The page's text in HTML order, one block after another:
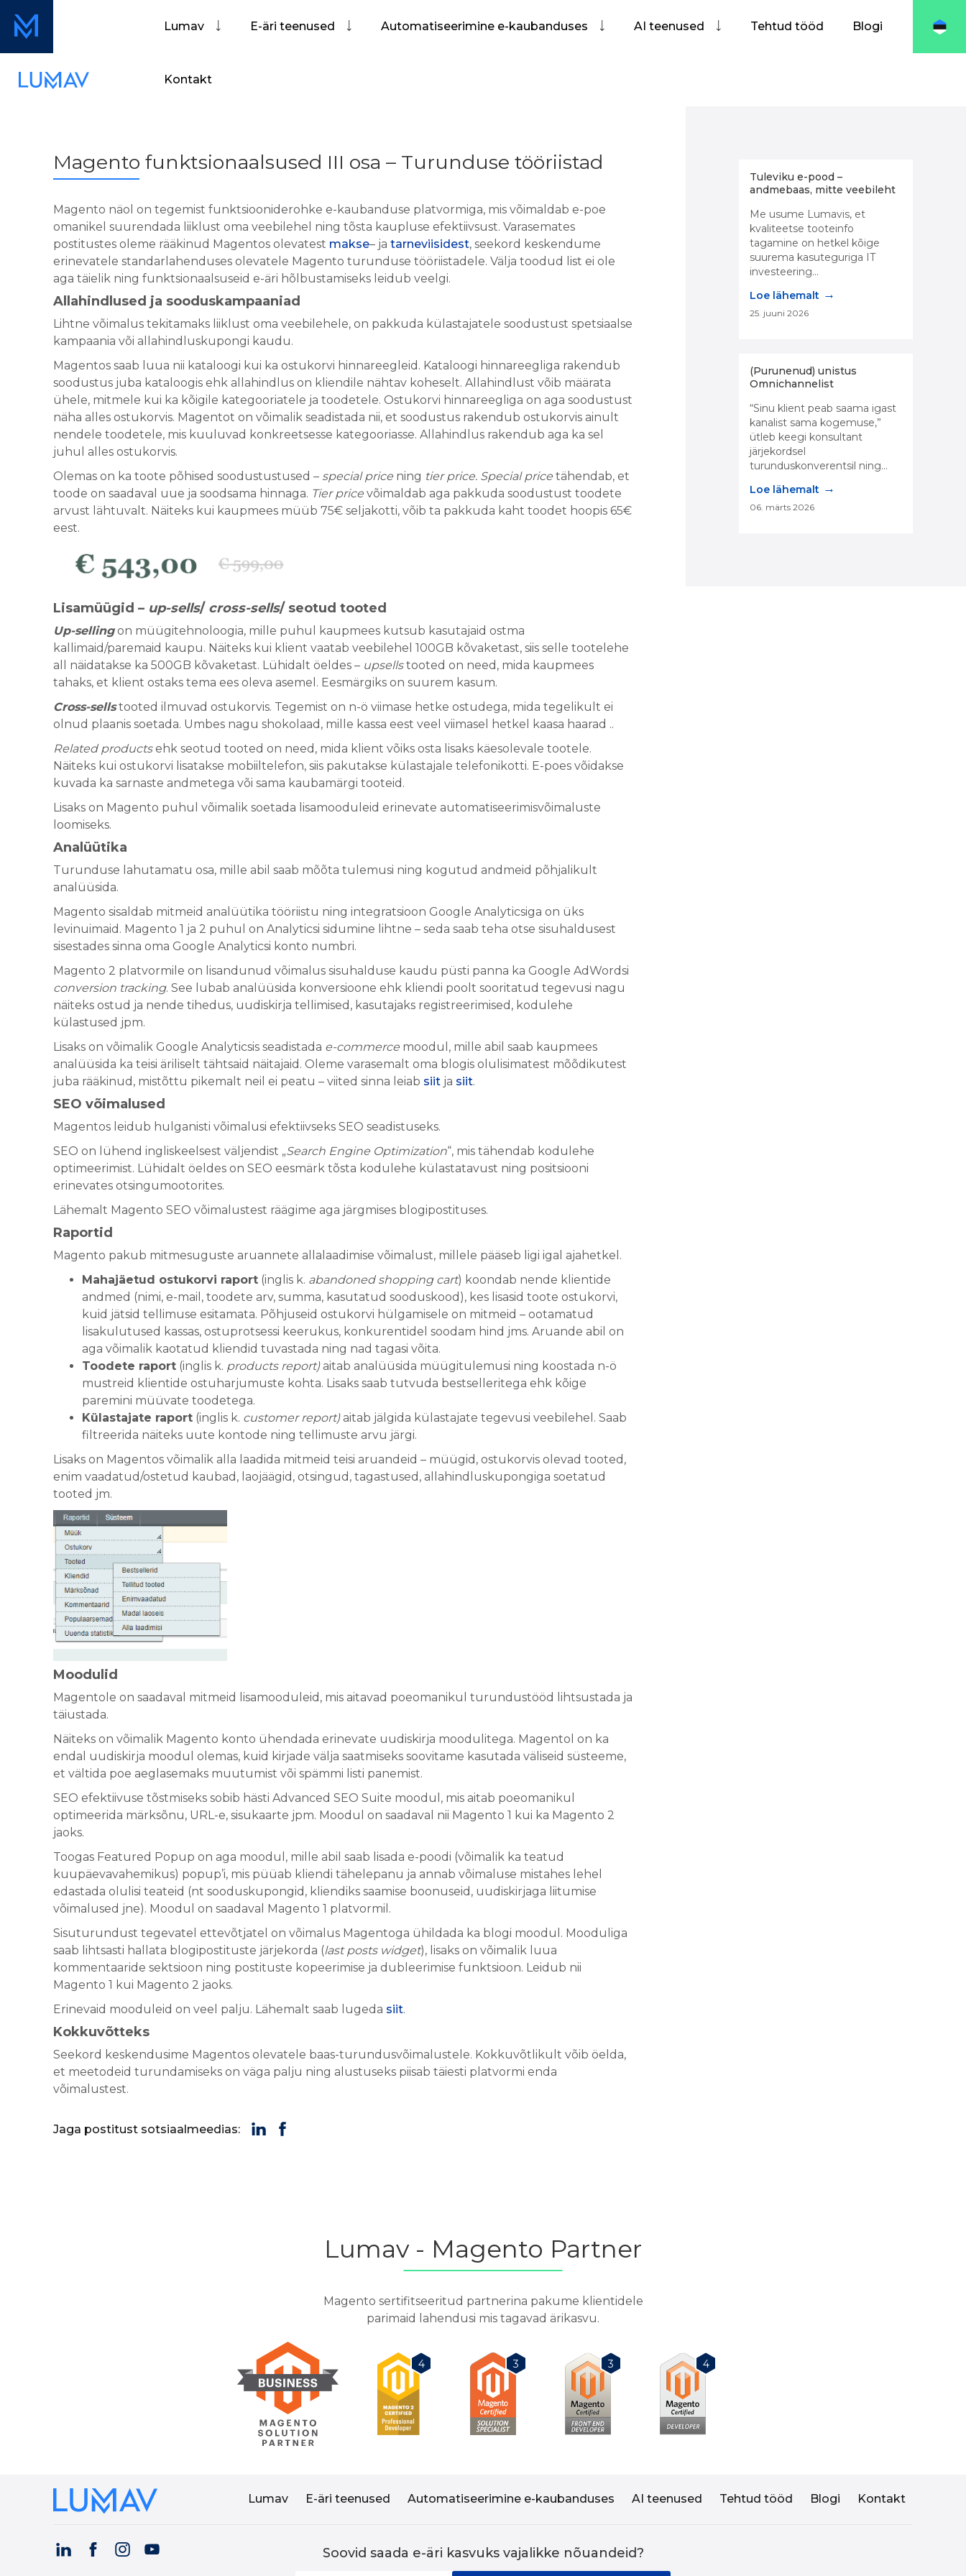
Lumav E-äri teenused Automatiseerimine e-kaubanduses AI teenused Tehtud tööd Blogi
Kontakt
Magento funktsionaalsused III osa – Turunduse tööriistad
Magento näol on tegemist funktsiooniderohke e-kaubanduse platvormiga, mis võimaldab e-poe
omanikel suurendada liiklust oma veebilehel ning tõsta kaupluse efektiivsust. Varasemates
postitustes oleme rääkinud Magentos olevatest makse– ja tarneviisidest, seekord keskendume
erinevatele standarlahenduses olevatele Magento turunduse tööriistadele. Välja toodud list ei ole
aga täielik ning funktsionaalsuseid e-äri hõlbustamiseks leidub veelgi.
Allahindlused ja sooduskampaaniad
Lihtne võimalus tekitamaks liiklust oma veebilehele, on pakkuda külastajatele soodustust spetsiaalse
kampaania või allahindluskupongi kaudu.
Magentos saab luua nii kataloogi kui ka ostukorvi hinnareegleid. Kataloogi hinnareegliga rakendub
soodustus juba kataloogis ehk allahindlus on kliendile nähtav koheselt. Allahindlust võib määrata
ühele, mitmele kui ka kõigile kategooriatele ja toodetele. Ostukorvi hinnareegliga on aga soodustust
näha alles ostukorvis. Magentot on võimalik seadistada nii, et soodustus rakendub ostukorvis ainult
nendele toodetele, mis kuuluvad konkreetsesse kategooriasse. Allahindlus rakendub aga ka sel
juhul alles ostukorvis.
Olemas on ka toote põhised soodustustused – special price ning tier price. Special price tähendab, et
toode on saadaval uue ja soodsama hinnaga. Tier price võimaldab aga pakkuda soodustust toodete
arvust lähtuvalt. Näiteks kui kaupmees müüb 75€ seljakotti, võib ta pakkuda kaht toodet hoopis 65€
eest.
Lisamüügid – up-sells/ cross-sells/ seotud tooted
Up-sellingon müügitehnoloogia, mille puhul kaupmees kutsub kasutajaid ostma
kallimaid/paremaid kaupu. Näiteks kui klient vaatab veebilehel 100GB kõvaketast, siis selle tootelehe
all näidatakse ka 500GB kõvaketast. Lühidalt öeldes – upsellstooted on need, mida kaupmees
tahaks, et klient ostaks tema ees oleva asemel. Eesmärgiks on suurem kasum.
Cross-sellstooted ilmuvad ostukorvis. Tegemist on n-ö viimase hetke ostudega, mida tegelikult ei
olnud plaanis soetada. Umbes nagu shokolaad, mille kassa eest veel viimasel hetkel kaasa haarad ..
Related productsehk seotud tooted on need, mida klient võiks osta lisaks käesolevale tootele.
Näiteks kui ostukorvi lisatakse mobiiltelefon, siis pakutakse külastajale telefonikotti. E-poes võidakse
kuvada ka sarnaste andmetega või sama kaubamärgi tooteid.
Lisaks on Magento puhul võimalik soetada lisamooduleid erinevate automatiseerimisvõimaluste
loomiseks.
Analüütika
Turunduse lahutamatu osa, mille abil saab mõõta tulemusi ning kogutud andmeid põhjalikult
analüüsida.
Magento sisaldab mitmeid analüütika tööriistu ning integratsioon Google Analyticsiga on üks
levinuimaid. Magento 1 ja 2 puhul on Analyticsi sidumine lihtne – seda saab teha otse sisuhaldusest
sisestades sinna oma Google Analyticsi konto numbri.
Magento 2 platvormile on lisandunud võimalus sisuhalduse kaudu püsti panna ka Google AdWordsi
conversion tracking. See lubab analüüsida konversioone ehk kliendi poolt sooritatud tegevusi nagu
näiteks ostud ja nende tihedus, uudiskirja tellimised, kasutajaks registreerimised, kodulehe
külastused jpm.
Lisaks on võimalik Google Analyticsis seadistada e-commerce moodul, mille abil saab kaupmees
analüüsida ka teisi äriliselt tähtsaid näitajaid. Oleme varasemalt oma blogis olulisimatest mõõdikutest
juba rääkinud, mistõttu pikemalt neil ei peatu – viited sinna leiab siit ja siit.
SEO võimalused
Magentos leidub hulganisti võimalusi efektiivseks SEO seadistuseks.
SEO on lühend ingliskeelsest väljendist „Search Engine Optimization“, mis tähendab kodulehe
optimeerimist. Lühidalt öeldes on SEO eesmärk tõsta kodulehe külastatavust ning positsiooni
erinevates otsingumootorites.
Lähemalt Magento SEO võimalustest räägime aga järgmises blogipostituses.
Raportid
Magento pakub mitmesuguste aruannete allalaadimise võimalust, millele pääseb ligi igal ajahetkel.
Mahajäetud ostukorvi raport (inglis k. abandoned shopping cart) koondab nende klientide
andmed (nimi, e-mail, toodete arv, summa, kasutatud sooduskood), kes lisasid toote ostukorvi,
kuid jätsid tellimuse esitamata. Põhjuseid ostukorvi hülgamisele on mitmeid – ootamatud
lisakulutused kassas, ostuprotsessi keerukus, konkurentidel soodam hind jms. Aruande abil on
aga võimalik kaotatud kliendid tuvastada ning nad tagasi võita.
Toodete raport (inglis k. products report)aitab analüüsida müügitulemusi ning koostada n-ö
mustreid klientide ostuharjumuste kohta. Lisaks saab tutvuda bestselleritega ehk kõige
paremini müüvate toodetega.
Külastajate raport (inglis k. customer report)aitab jälgida külastajate tegevusi veebilehel. Saab
filtreerida näiteks uute kontode ning tellimuste arvu järgi.
Lisaks on Magentos võimalik alla laadida mitmeid teisi aruandeid – müügid, ostukorvis olevad tooted,
enim vaadatud/ostetud kaubad, laojäägid, otsingud, tagastused, allahindluskupongiga soetatud
tooted jm.
Moodulid
Magentole on saadaval mitmeid lisamooduleid, mis aitavad poeomanikul turundustööd lihtsustada ja
täiustada.
Näiteks on võimalik Magento konto ühendada erinevate uudiskirja moodulitega. Magentol on ka
endal uudiskirja moodul olemas, kuid kirjade välja saatmiseks soovitame kasutada väliseid süsteeme,
et vältida poe aeglasemaks muutumist või spämmi listi panemist.
SEO efektiivuse tõstmiseks sobib hästi Advanced SEO Suite moodul, mis aitab poeomanikul
optimeerida märksõnu, URL-e, sisukaarte jpm. Moodul on saadaval nii Magento 1 kui ka Magento 2
jaoks.
Toogas Featured Popup on aga moodul, mille abil saab lisada e-poodi (võimalik ka teatud
kuupäevavahemikus) popup’i, mis püüab kliendi tähelepanu ja annab võimaluse mistahes lehel
edastada olulisi teateid (nt sooduskupongid, kliendiks saamise boonuseid, uudiskirjaga liitumise
võimalused jne). Moodul on saadaval Magento 1 platvormil.
Sisuturundust tegevatel ettevõtjatel on võimalus Magentoga ühildada ka blogi moodul. Mooduliga
saab lihtsasti hallata blogipostituste järjekorda (last posts widget), lisaks on võimalik luua
kommentaaride sektsioon ning postituste kopeerimise ja dubleerimise funktsioon. Leidub nii
Magento 1 kui Magento 2 jaoks.
Erinevaid mooduleid on veel palju. Lähemalt saab lugeda siit.
Kokkuvõtteks
Seekord keskendusime Magentos olevatele baas-turundusvõimalustele. Kokkuvõtlikult võib öelda,
et meetodeid turundamiseks on väga palju ning alustuseks piisab täiesti platvormi enda
võimalustest.
Jaga postitust sotsiaalmeedias:
Tuleviku e-pood –
andmebaas, mitte veebileht
Me usume Lumavis, et
kvaliteetse tooteinfo
tagamine on hetkel kõige
suurema kasuteguriga IT
investeering...
Loe lähemalt →
25. juuni 2026
(Purunenud) unistus
Omnichannelist
“Sinu klient peab saama igast
kanalist sama kogemuse,”
ütleb keegi konsultant
järjekordsel
turunduskonverentsil ning...
Loe lähemalt →
06. märts 2026
Lumav - Magento Partner
Magento sertifitseeritud partnerina pakume klientidele
parimaid lahendusi mis tagavad ärikasvu.
4 3 3 4
Lumav E-äri teenused Automatiseerimine e-kaubanduses AI teenused Tehtud tööd Blogi Kontakt
Soovid saada e-äri kasvuks vajalikke nõuandeid?